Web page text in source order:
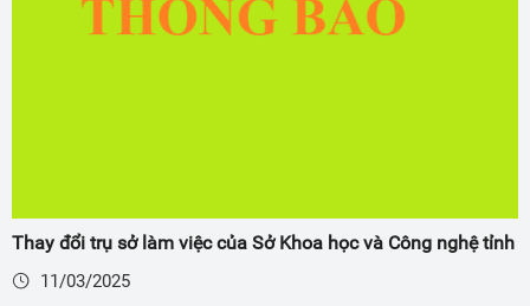
Thay đổi trụ sở làm việc của Sở Khoa học và Công nghệ tỉnh
11/03/2025